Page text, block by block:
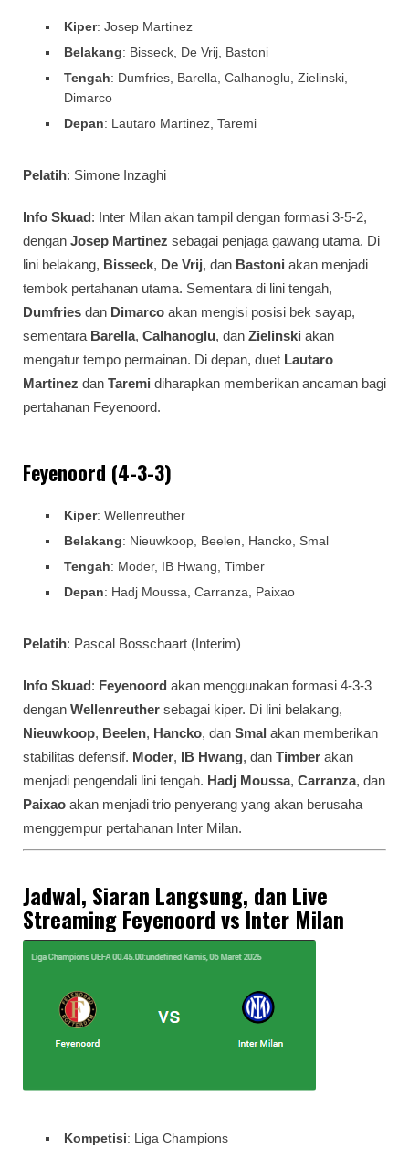
Kiper: Josep Martinez
Belakang: Bisseck, De Vrij, Bastoni
Tengah: Dumfries, Barella, Calhanoglu, Zielinski,
Dimarco
Depan: Lautaro Martinez, Taremi
Pelatih: Simone Inzaghi
Info Skuad: Inter Milan akan tampil dengan formasi 3-5-2,
dengan Josep Martinez sebagai penjaga gawang utama. Di
lini belakang, Bisseck, De Vrij, dan Bastoni akan menjadi
tembok pertahanan utama. Sementara di lini tengah,
Dumfries dan Dimarco akan mengisi posisi bek sayap,
sementara Barella, Calhanoglu, dan Zielinski akan
mengatur tempo permainan. Di depan, duet Lautaro
Martinez dan Taremi diharapkan memberikan ancaman bagi
pertahanan Feyenoord.
Feyenoord (4-3-3)
Kiper: Wellenreuther
Belakang: Nieuwkoop, Beelen, Hancko, Smal
Tengah: Moder, IB Hwang, Timber
Depan: Hadj Moussa, Carranza, Paixao
Pelatih: Pascal Bosschaart (Interim)
Info Skuad: Feyenoord akan menggunakan formasi 4-3-3
dengan Wellenreuther sebagai kiper. Di lini belakang,
Nieuwkoop, Beelen, Hancko, dan Smal akan memberikan
stabilitas defensif. Moder, IB Hwang, dan Timber akan
menjadi pengendali lini tengah. Hadj Moussa, Carranza, dan
Paixao akan menjadi trio penyerang yang akan berusaha
menggempur pertahanan Inter Milan.
Jadwal, Siaran Langsung, dan Live
Streaming Feyenoord vs Inter Milan
Kompetisi: Liga Champions